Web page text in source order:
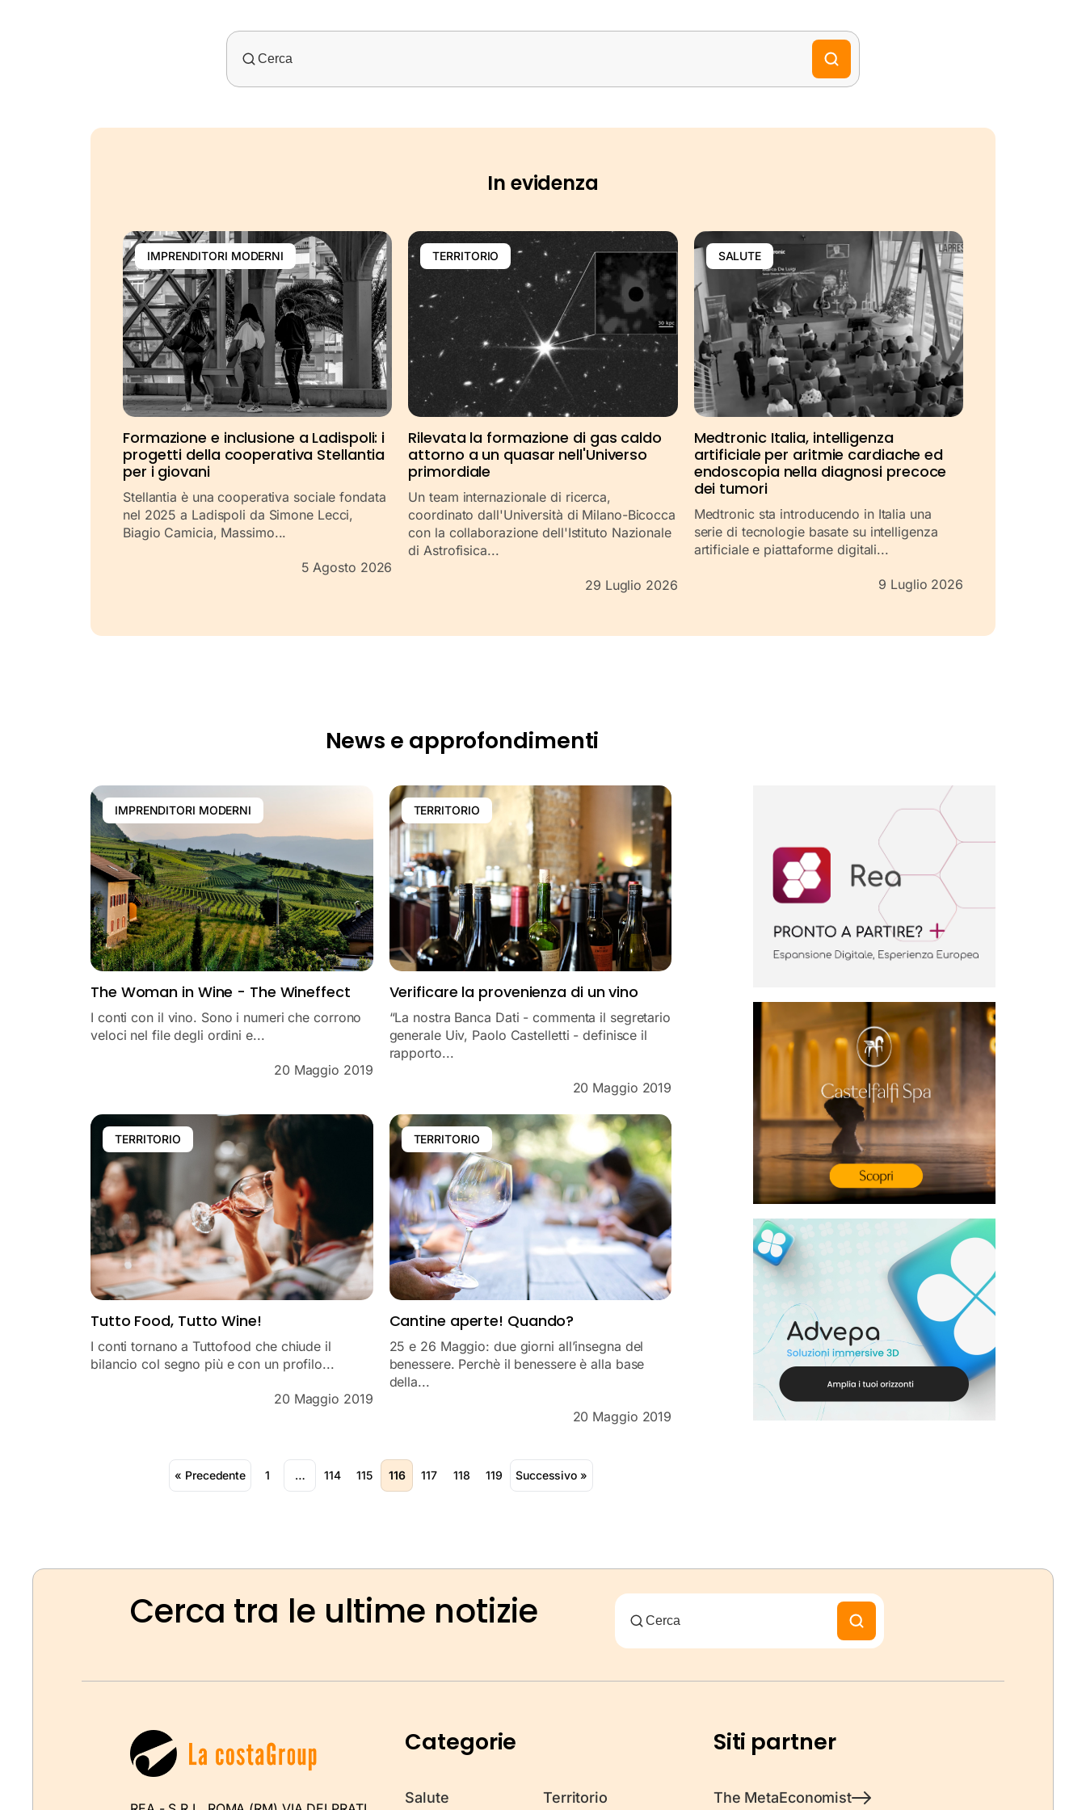
In evidenza
IMPRENDITORI MODERNI
Formazione e inclusione a Ladispoli: i
progetti della cooperativa Stellantia
per i giovani
Stellantia è una cooperativa sociale fondata
nel 2025 a Ladispoli da Simone Lecci,
Biagio Camicia, Massimo...
5 Agosto 2026
TERRITORIO
Rilevata la formazione di gas caldo
attorno a un quasar nell'Universo
primordiale
Un team internazionale di ricerca,
coordinato dall'Università di Milano-Bicocca
con la collaborazione dell'Istituto Nazionale
di Astrofisica...
29 Luglio 2026
SALUTE
Medtronic Italia, intelligenza
artificiale per aritmie cardiache ed
endoscopia nella diagnosi precoce
dei tumori
Medtronic sta introducendo in Italia una
serie di tecnologie basate su intelligenza
artificiale e piattaforme digitali...
9 Luglio 2026
News e approfondimenti
IMPRENDITORI MODERNI
The Woman in Wine - The Wineffect
I conti con il vino. Sono i numeri che corrono
veloci nel file degli ordini e...
20 Maggio 2019
TERRITORIO
Verificare la provenienza di un vino
“La nostra Banca Dati - commenta il segretario
generale Uiv, Paolo Castelletti - definisce il
rapporto...
20 Maggio 2019
TERRITORIO
Tutto Food, Tutto Wine!
I conti tornano a Tuttofood che chiude il
bilancio col segno più e con un profilo...
20 Maggio 2019
TERRITORIO
Cantine aperte! Quando?
25 e 26 Maggio: due giorni all’insegna del
benessere. Perchè il benessere è alla base
della...
20 Maggio 2019
« Precedente 1 … 114 115 116 117 118 119 Successivo »
Cerca tra le ultime notizie
Categorie
Salute Territorio
Siti partner
The MetaEconomist